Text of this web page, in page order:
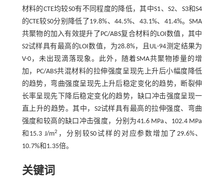
材料的CTE均较S0有不同程度的降低，其中S1、S2、S3和S4
的CTE较S0分别降低了19.8%、44.5%、43.1%、41.4%。SMA
共聚物的加入有效提升了PC/ABS复合材料的LOI数值，其中
S2试样具有最高的LOI数值，为28.8%，且UL-94测定结果为
V-0，未出现滴落现象。此外，随着SMA共聚物掺量的增
加，PC/ABS共混材料的拉伸强度呈现先上升后小幅度降低
的趋势，弯曲强度呈现先上升后稳定变化的趋势，断裂伸
长率呈现先下降后稳定变化的趋势，缺口冲击强度呈现一
直上升的趋势。其中，S2试样具有最高的拉伸强度、弯曲
强度和较高的缺口冲击强度，分别为41.6 MPa、102.4 MPa
和15.3 J/m2 ，分别较S0试样的对应参数增加了29.6%、
10.7%和1.35倍。
关键词